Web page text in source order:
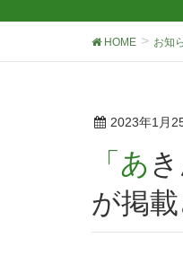
HOME お知
2023年1月
「あきんど祭り1月号」に「コンセントの注意点」
が掲載